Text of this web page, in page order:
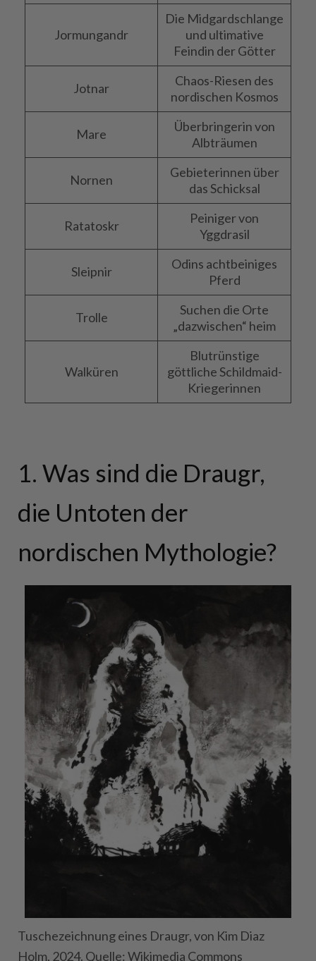
Jormungandr
Die Midgardschlange
und ultimative
Feindin der Götter
Jotnar
Chaos-Riesen des
nordischen Kosmos
Mare
Überbringerin von
Albträumen
Nornen
Gebieterinnen über
das Schicksal
Ratatoskr
Peiniger von
Yggdrasil
Sleipnir
Odins achtbeiniges
Pferd
Trolle
Suchen die Orte
„dazwischen“ heim
Walküren
Blutrünstige
göttliche Schildmaid-
Kriegerinnen
1. Was sind die Draugr,
die Untoten der
nordischen Mythologie?
Tuschezeichnung eines Draugr, von Kim Diaz
Holm, 2024. Quelle: Wikimedia Commons